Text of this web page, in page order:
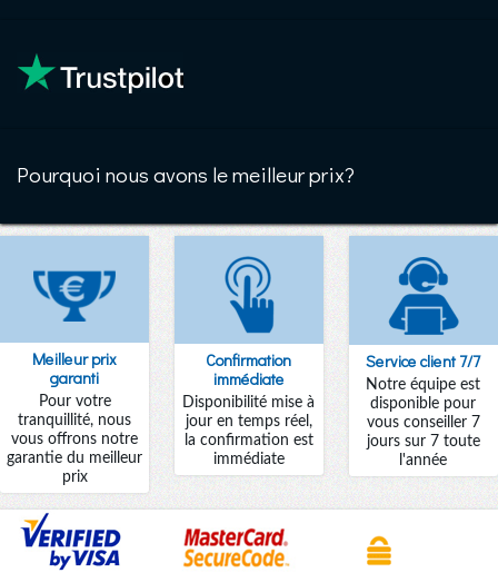
Pourquoi nous avons le meilleur prix?
Meilleur prix
garanti
Pour votre
tranquillité, nous
vous offrons notre
garantie du meilleur
prix
Confirmation
immédiate
Disponibilité mise à
jour en temps réel,
la confirmation est
immédiate
Service client 7/7
Notre équipe est
disponible pour
vous conseiller 7
jours sur 7 toute
l'année